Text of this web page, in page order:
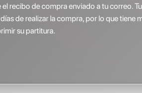
recibo de compra enviado a tu correo.
de realizar la compra, por lo que tiene
su partitura.